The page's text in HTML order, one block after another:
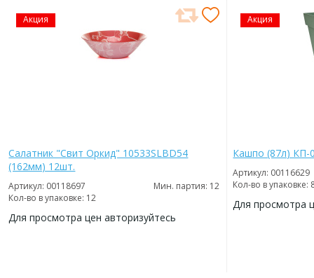
Акция
Салатник "Свит Оркид" 10533SLBD54
(162мм) 12шт.
Артикул: 00118697
Мин. партия: 12
Кол-во в упаковке: 12
Для просмотра цен авторизуйтесь
Акция
Кашпо (87л) КП-
Артикул: 00116629
Кол-во в упаковке:
Для просмотра